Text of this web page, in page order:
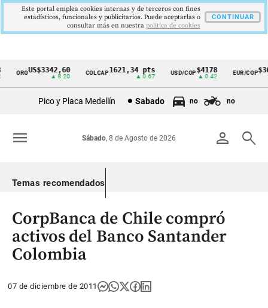
Cintillo
Colombia
OROUS$3342,60
▲ 8.20
COLCAP1621,34 pts
▲ 0.67
USD/COP$4178
▲ 0.42
EUR/COP
Pico y Placa Medellín Sabado no no
person search
Sábado, 8 de Agosto de 2026
menu
Temas recomendados
CorpBanca de Chile compró
activos del Banco Santander
Colombia
07 de diciembre de 2011
Este portal emplea cookies internas y de terceros con fines
estadísticos, funcionales y publicitarios. Puede aceptarlas o
consultar más en nuestra politica de cookies
CONTINUAR